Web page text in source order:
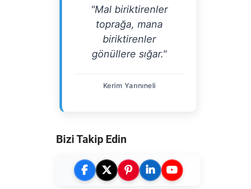
"Mal biriktirenler
toprağa, mana
biriktirenler
gönüllere sığar."
Kerim Yarınıneli
Bizi Takip Edin